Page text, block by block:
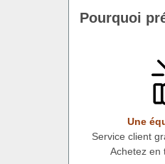
Pourquoi
Une
Service client
Achetez en